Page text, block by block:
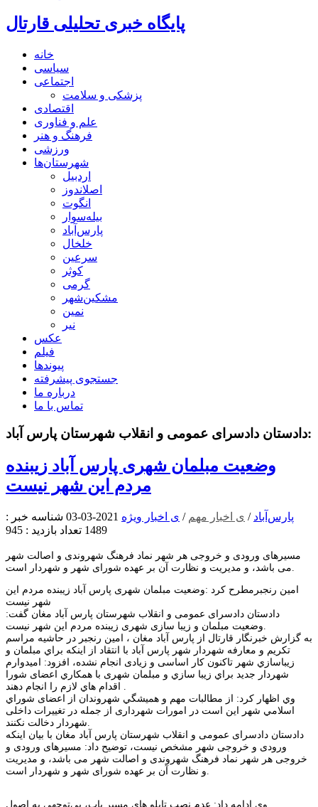
پایگاه خبری تحلیلی قارتال
خانه
سیاسی
اجتماعی
پزشکی و سلامت
اقتصادی
علم و فناوری
فرهنگ و هنر
ورزشی
شهرستان‌ها
اردبیل
اصلاندوز
انگوت
بیله‌سوار
پارس‌آباد
خلخال
سرعین
کوثر
گرمی
مشکین‌شهر
نمین
نیر
عکس
فیلم
پیوندها
جستجوی پیشرفته
درباره ما
تماس با ما
دادستان دادسرای عمومی و انقلاب شهرستان پارس آباد:
وضعیت مبلمان شهری پارس آباد زیبنده
مردم این شهر نیست
پارس‌آباد / ی اخبار مهم / ی اخبار ویژه 2021-03-03
شناسه خبر :
1489 تعداد بازدید : 945
مسیرهای ورودی‌ و خروجی هر شهر نماد فرهنگ شهروندی و اصالت شهر
امین رنجبرمطرح کرد :وضعیت مبلمان شهری پارس آباد زیبنده مردم این
شهر نیست
دادستان دادسرای عمومی و انقلاب شهرستان پارس آباد مغان گفت:
به گزارش خبرنگار قارتال از پارس آباد مغان ، امین رنجبر در حاشیه مراسم
تکریم و معارفه شهردار شهر پارس آباد با انتقاد از اينكه براي مبلمان و
زيباسازي شهر تاکنون كار اساسی و زیادی انجام نشده، افزود: امیدوارم
شهردار جدید براي زيبا سازي و مبلمان شهری با همكاري اعضای شورا
وي اظهار كرد: از مطالبات مهم و هميشگي شهروندان از اعضای شوراي
اسلامي شهر اين است در امورات شهرداری از جمله در تغییرات داخلی
دادستان دادسرای عمومی و انقلاب شهرستان پارس آباد مغان با بیان اینکه
ورودی و خروجی شهر مشخص نیست، توضیح داد: مسیرهای ورودی‌ و
خروجی هر شهر نماد فرهنگ شهروندی و اصالت شهر می باشد، و مدیریت
وی ادامه داد: عدم نصب تابلو های مسیر یاب، بی‌توجهی به اصول